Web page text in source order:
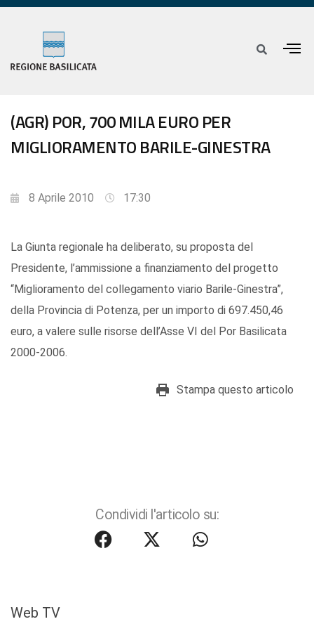
(AGR) POR, 700 MILA EURO PER
MIGLIORAMENTO BARILE-GINESTRA
8 Aprile 2010 17:30
La Giunta regionale ha deliberato, su proposta del
Presidente, l’ammissione a finanziamento del progetto
“Miglioramento del collegamento viario Barile-Ginestra”,
della Provincia di Potenza, per un importo di 697.450,46
euro, a valere sulle risorse dell’Asse VI del Por Basilicata
2000-2006.
Stampa questo articolo
Condividi l'articolo su:
Web TV